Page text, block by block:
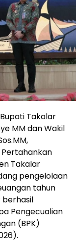
Takalar
MM dan Wakil
Takalar
pengelolaan
tahun
berhasil
Pengecualian
(BPK)